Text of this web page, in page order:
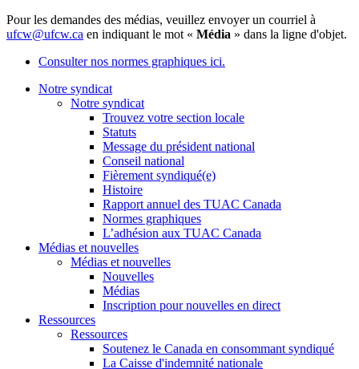
Pour les demandes des médias, veuillez envoyer un courriel à
ufcw@ufcw.ca en indiquant le mot « Média » dans la ligne d'objet.
Consulter nos normes graphiques ici.
Notre syndicat
Notre syndicat
Trouvez votre section locale
Statuts
Message du président national
Conseil national
Fièrement syndiqué(e)
Histoire
Rapport annuel des TUAC Canada
Normes graphiques
L’adhésion aux TUAC Canada
Médias et nouvelles
Médias et nouvelles
Nouvelles
Médias
Inscription pour nouvelles en direct
Ressources
Ressources
Soutenez le Canada en consommant syndiqué
La Caisse d'indemnité nationale